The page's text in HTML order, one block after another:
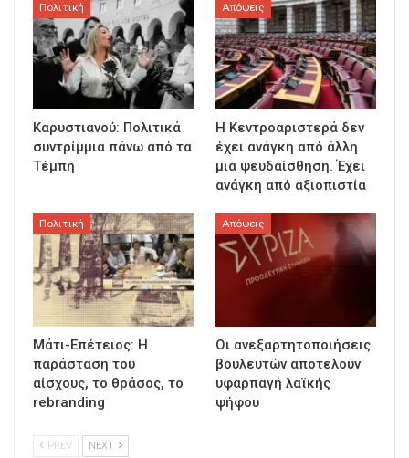
Πολιτική
Καρυστιανού: Πολιτικά
συντρίμμια πάνω από τα
Τέμπη
Απόψεις
Η Κεντροαριστερά δεν
έχει ανάγκη από άλλη
μια ψευδαίσθηση. Έχει
ανάγκη από αξιοπιστία
Πολιτική
Μάτι-Επέτειος: Η
παράσταση του
αίσχους, το θράσος, το
rebranding
Απόψεις
Οι ανεξαρτητοποιήσεις
βουλευτών αποτελούν
υφαρπαγή λαϊκής
ψήφου
PREV NEXT